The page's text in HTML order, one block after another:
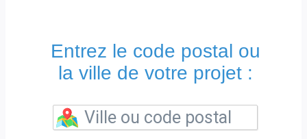
Entrez le code postal ou
la ville de votre projet :